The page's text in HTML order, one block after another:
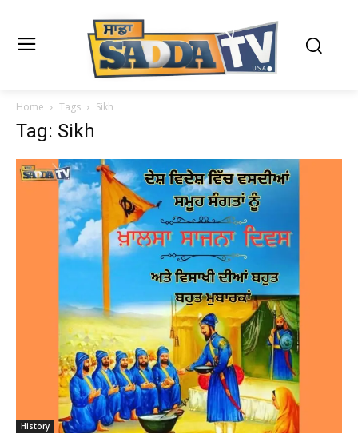
Home Tags Sikh
Tag: Sikh
History